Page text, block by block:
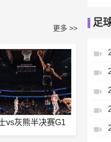
更多 >>
vs灰熊半决赛G1
足